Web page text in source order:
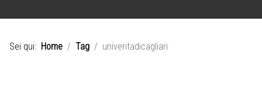
Sei qui: Home Tag univeritadicagliari